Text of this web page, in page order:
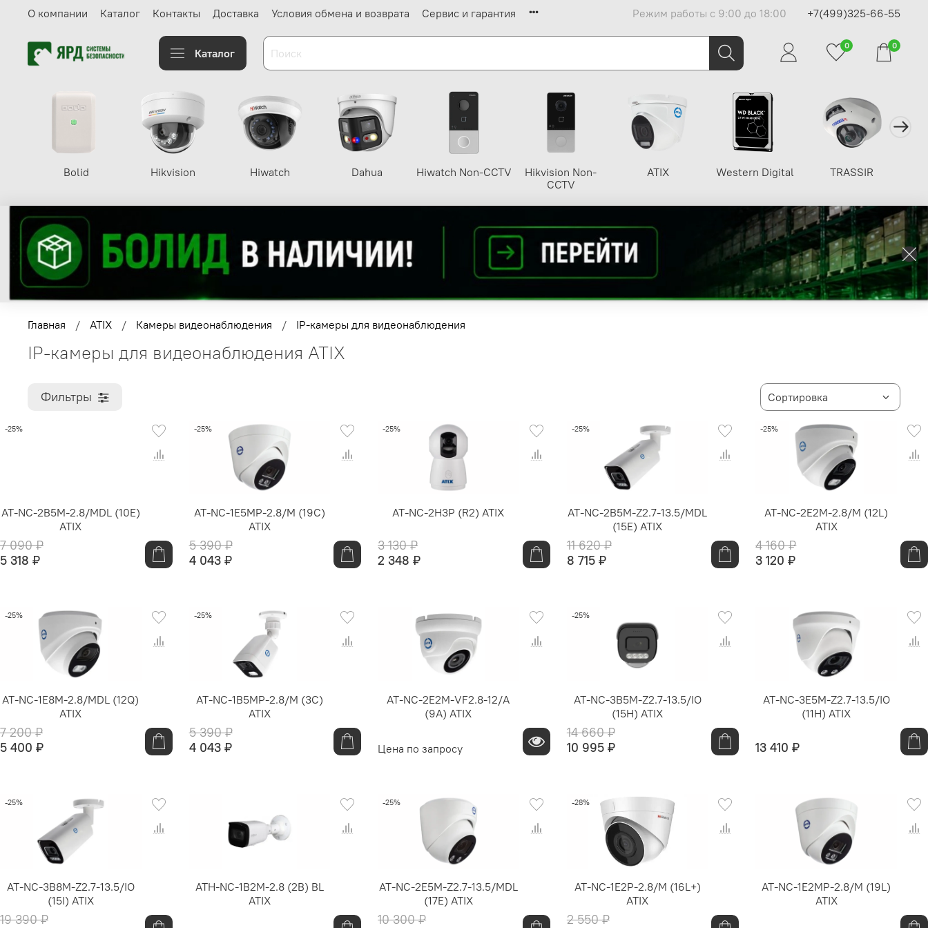
О компании Каталог Контакты Доставка Условия обмена и возврата Сервис и гарантия Режим работы с 9:00 до 18:00 +7(499)325-66-55
Каталог
0 0
Bolid Hikvision Hiwatch Dahua Hiwatch Non-CCTV
Hikvision Non-
CCTV
ATIX Western Digital TRASSIR
Главная ATIX Камеры видеонаблюдения IP-камеры для видеонаблюдения
IP-камеры для видеонаблюдения ATIX
Фильтры
-25%
AT-NC-2B5M-2.8/MDL (10E)
ATIX
7 090 ₽
5 318 ₽
-25%
AT-NC-1E5MP-2.8/M (19C)
ATIX
5 390 ₽
4 043 ₽
-25%
AT-NC-2H3P (R2) ATIX
3 130 ₽
2 348 ₽
-25%
AT-NC-2B5M-Z2.7-13.5/MDL
(15E) ATIX
11 620 ₽
8 715 ₽
-25%
AT-NC-2E2M-2.8/M (12L)
ATIX
4 160 ₽
3 120 ₽
-25%
AT-NC-1E8M-2.8/MDL (12Q)
ATIX
7 200 ₽
5 400 ₽
-25%
AT-NC-1B5MP-2.8/M (3C)
ATIX
5 390 ₽
4 043 ₽
AT-NC-2E2M-VF2.8-12/A
(9A) ATIX
Цена по запросу
-25%
AT-NC-3B5M-Z2.7-13.5/IO
(15H) ATIX
14 660 ₽
10 995 ₽
AT-NC-3E5M-Z2.7-13.5/IO
(11H) ATIX
13 410 ₽
-25%
AT-NC-3B8M-Z2.7-13.5/IO
(15I) ATIX
19 390 ₽
ATH-NC-1B2M-2.8 (2B) BL
ATIX
-25%
AT-NC-2E5M-Z2.7-13.5/MDL
(17E) ATIX
10 300 ₽
-28%
AT-NC-1E2P-2.8/M (16L+)
ATIX
2 550 ₽
AT-NC-1E2MP-2.8/M (19L)
ATIX